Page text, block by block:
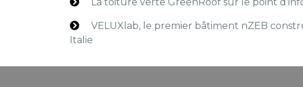
VELUXlab, le premier bâtiment nZEB
Italie